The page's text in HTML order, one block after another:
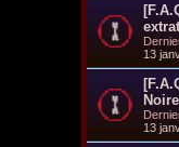
13
13